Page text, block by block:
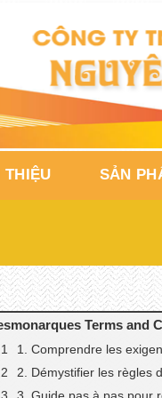
SẢN
Terms and
1. Comprendre les
2. Démystifier les règles